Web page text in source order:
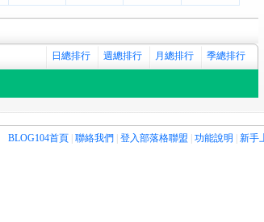
日總排行 週總排行 月總排行 季總排行
BLOG104首頁 聯絡我們 登入部落格聯盟 功能說明 新手